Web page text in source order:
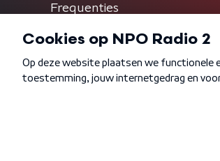
Frequenties
Algemene voorwaarden